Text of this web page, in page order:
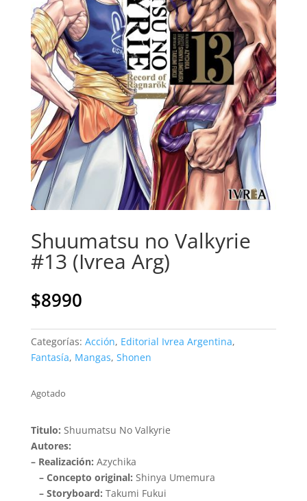
Shuumatsu no Valkyrie
#13 (Ivrea Arg)
$8990
Categorías: Acción, Editorial Ivrea Argentina,
Fantasía, Mangas, Shonen
Agotado
Titulo: Shuumatsu No Valkyrie
Autores:
– Realización: Azychika
– Concepto original: Shinya Umemura
– Storyboard: Takumi Fukui